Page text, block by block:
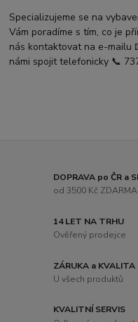
Specializujeme se na
Vám poradíme s tím, co je
nás kontaktovat na e-mailu
námi spojit telefonicky 📞
DOPRAVA po ČR a
od 3500 Kč ZDARMA
14 LET NA TRHU
Ověřený prodejce
ZÁRUKA a KVALITA
U všech produktů
KVALITNÍ SERVIS